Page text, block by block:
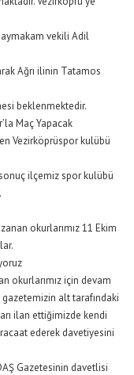
vekili Adil
Ağrı ilinin Tatamos
beklenmektedir.
Maç Yapacak
Vezirköprüspor kulübü
ilçemiz spor kulübü
okurlarımız 11 Ekim
okurlarımız için devam
gazetemizin alt tarafındaki
ilan ettiğimizde kendi
ederek davetiyesini
Gazetesinin davetlisi